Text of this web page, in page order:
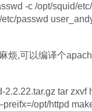
-c /opt/squid/
passwd
烦,可以编译个
2.2.22.tar.gz tar zxvf
opt/httpd